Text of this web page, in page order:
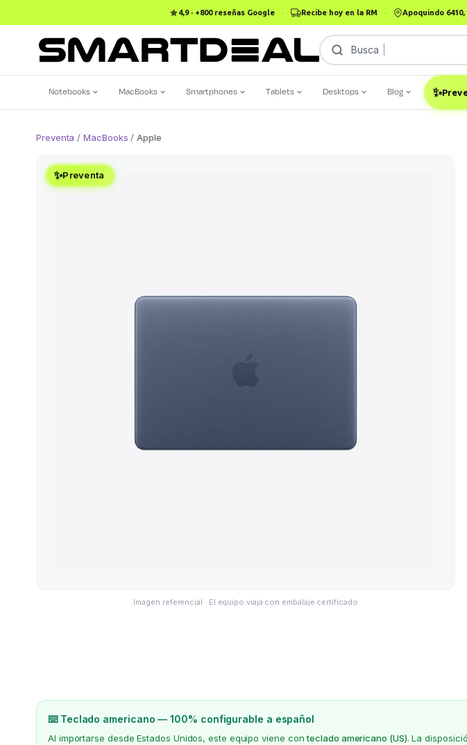
4,9 · +800 reseñas Google · Recibe hoy en la RM · Apoquindo 6410,
Busca
Notebooks MacBooks Smartphones Tablets Desktops Blog ✨
Preventa /MacBooks /Apple
✨Preventa
Imagen referencial · El equipo viaja con embalaje certificado
⌨️ Teclado americano — 100% configurable a español
Al importarse desde Estados Unidos, este equipo viene conteclado americano (US). La